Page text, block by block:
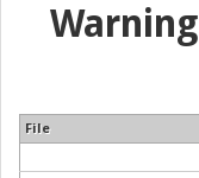
Warning
File